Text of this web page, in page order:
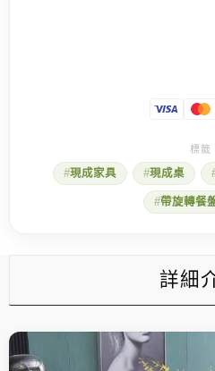
現成家具 現成桌
帶旋轉餐
詳細